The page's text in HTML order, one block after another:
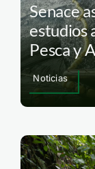
Senace
estudios
Pesca y
Noticias